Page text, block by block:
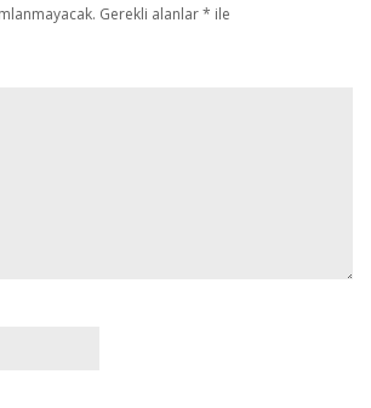
Gerekli alanlar* ile